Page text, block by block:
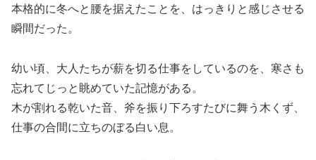
本格的に冬へと腰を据えたことを、はっきりと感じさせる
瞬間だった。
幼い頃、大人たちが薪を切る仕事をしているのを、寒さも
忘れてじっと眺めていた記憶がある。
木が割れる乾いた音、斧を振り下ろすたびに舞う木くず、
仕事の合間に立ちのぼる白い息。